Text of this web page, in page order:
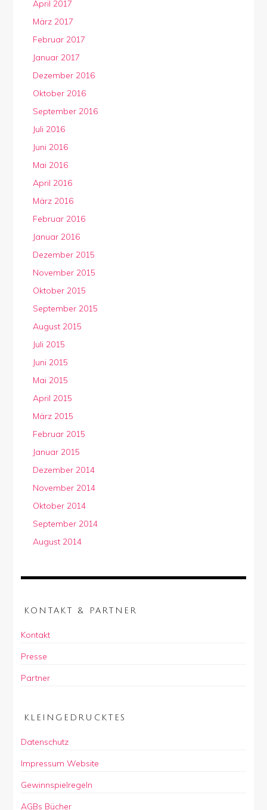
April 2017
März 2017
Februar 2017
Januar 2017
Dezember 2016
Oktober 2016
September 2016
Juli 2016
Juni 2016
Mai 2016
April 2016
März 2016
Februar 2016
Januar 2016
Dezember 2015
November 2015
Oktober 2015
September 2015
August 2015
Juli 2015
Juni 2015
Mai 2015
April 2015
März 2015
Februar 2015
Januar 2015
Dezember 2014
November 2014
Oktober 2014
September 2014
August 2014
KONTAKT & PARTNER
Kontakt
Presse
Partner
KLEINGEDRUCKTES
Datenschutz
Impressum Website
Gewinnspielregeln
AGBs Bücher